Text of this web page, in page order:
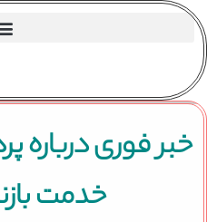
خبر فوری درباره
خدمت